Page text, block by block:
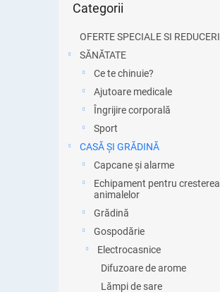
peste
Categorii
OFERTE SPECIALE SI REDUCERI
SĂNĂTATE
Ce te chinuie?
Ajutoare medicale
Îngrijire corporală
Sport
CASĂ ȘI GRĂDINĂ
Capcane și alarme
Echipament pentru cresterea
animalelor
Grădină
Gospodărie
Electrocasnice
Difuzoare de arome
Lămpi de sare